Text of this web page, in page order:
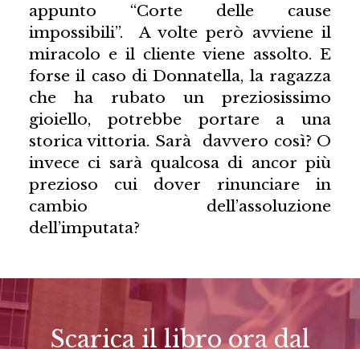
appunto “Corte delle cause
impossibili”. A volte però avviene il
miracolo e il cliente viene assolto. E
forse il caso di Donnatella, la ragazza
che ha rubato un preziosissimo
gioiello, potrebbe portare a una
storica vittoria. Sarà davvero così? O
invece ci sarà qualcosa di ancor più
prezioso cui dover rinunciare in
cambio dell’assoluzione
dell’imputata?
Scarica il libro ora dal